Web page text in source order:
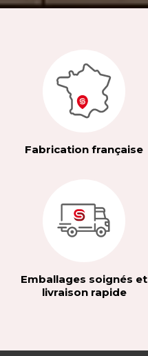
Fabrication française
Emballages soignés et
livraison rapide